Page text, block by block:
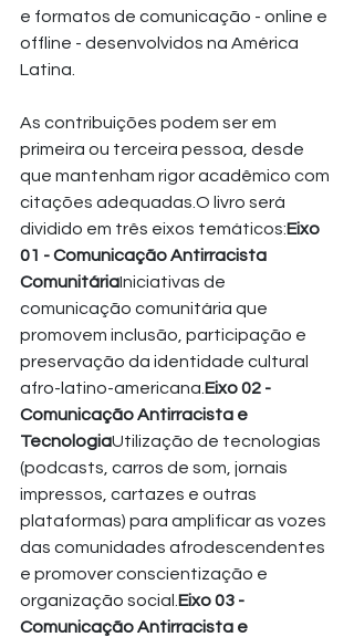
e formatos de comunicação - online e
offline - desenvolvidos na América
Latina.
As contribuições podem ser em
primeira ou terceira pessoa, desde
que mantenham rigor acadêmico com
citações adequadas.O livro será
dividido em três eixos temáticos:Eixo
01 - Comunicação Antirracista
ComunitáriaIniciativas de
comunicação comunitária que
promovem inclusão, participação e
preservação da identidade cultural
afro-latino-americana. Eixo 02 -
Comunicação Antirracista e
TecnologiaUtilização de tecnologias
(podcasts, carros de som, jornais
impressos, cartazes e outras
plataformas) para amplificar as vozes
das comunidades afrodescendentes
e promover conscientização e
organização social. Eixo 03 -
Comunicação Antirracista e